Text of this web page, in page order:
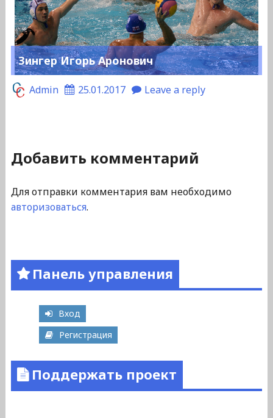
Зингер Игорь Аронович
Admin 25.01.2017 Leave a reply
Добавить комментарий
Для отправки комментария вам необходимо
авторизоваться.
Панель управления
Вход
Регистрация
Поддержать проект